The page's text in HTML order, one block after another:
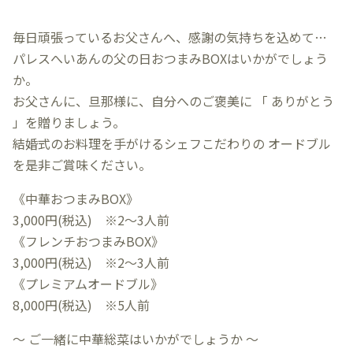
毎日頑張っているお父さんへ、感謝の気持ちを込めて…
パレスへいあんの父の日おつまみBOXはいかがでしょう
か。
お父さんに、旦那様に、自分へのご褒美に 「 ありがとう
」を贈りましょう。
結婚式のお料理を手がけるシェフこだわりの オードブル
を是非ご賞味ください。
《中華おつまみBOX》
3,000円(税込) ※2～3人前
《フレンチおつまみBOX》
3,000円(税込) ※2～3人前
《プレミアムオードブル》
8,000円(税込) ※5人前
～ ご一緒に中華総菜はいかがでしょうか ～